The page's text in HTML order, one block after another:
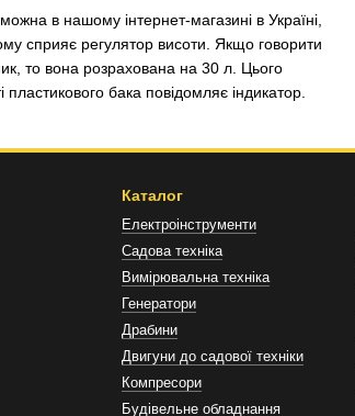
в нашому інтернет-магазині в Україні,
сприяє регулятор висоти. Якщо говорити
то вона розрахована на 30 л. Цього
бака повідомляє індикатор.
Каталог
Електроінструменти
Садова техніка
Вимірювальна техніка
Генератори
Драбини
Двигуни до садової техніки
Компресори
Будівельне обладнання